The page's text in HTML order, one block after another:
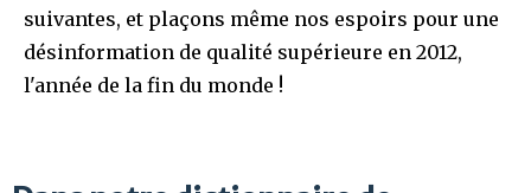
suivantes, et plaçons même nos espoirs pour une
désinformation de qualité supérieure en 2012,
l'année de la fin du monde !